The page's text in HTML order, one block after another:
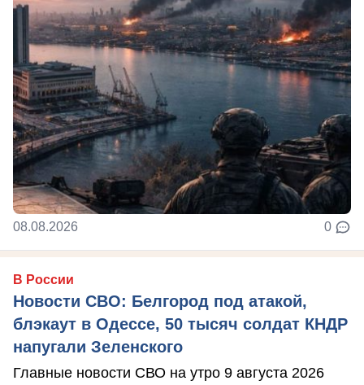
08.08.2026 0
В России
Новости СВО: Белгород под атакой,
блэкаут в Одессе, 50 тысяч солдат КНДР
напугали Зеленского
Главные новости СВО на утро 9 августа 2026